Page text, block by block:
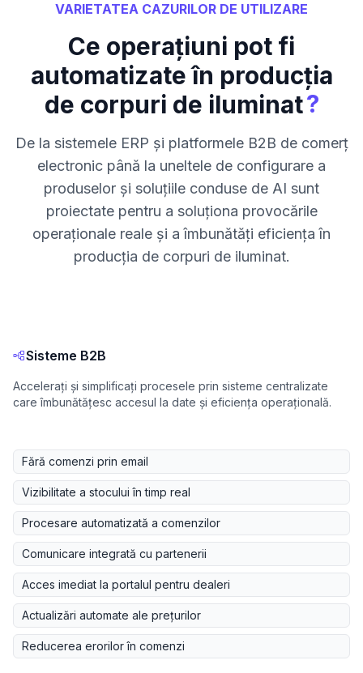
VARIETATEA CAZURILOR DE UTILIZARE
Ce operațiuni pot fi
automatizate în producția
de corpuri de iluminat?
De la sistemele ERP și platformele B2B de comerț
electronic până la uneltele de configurare a
produselor și soluțiile conduse de AI sunt
proiectate pentru a soluționa provocările
operaționale reale și a îmbunătăți eficiența în
producția de corpuri de iluminat.
Sisteme B2B
Accelerați și simplificați procesele prin sisteme centralizate
care îmbunătățesc accesul la date și eficiența operațională.
Fără comenzi prin email
Vizibilitate a stocului în timp real
Procesare automatizată a comenzilor
Comunicare integrată cu partenerii
Acces imediat la portalul pentru dealeri
Actualizări automate ale prețurilor
Reducerea erorilor în comenzi